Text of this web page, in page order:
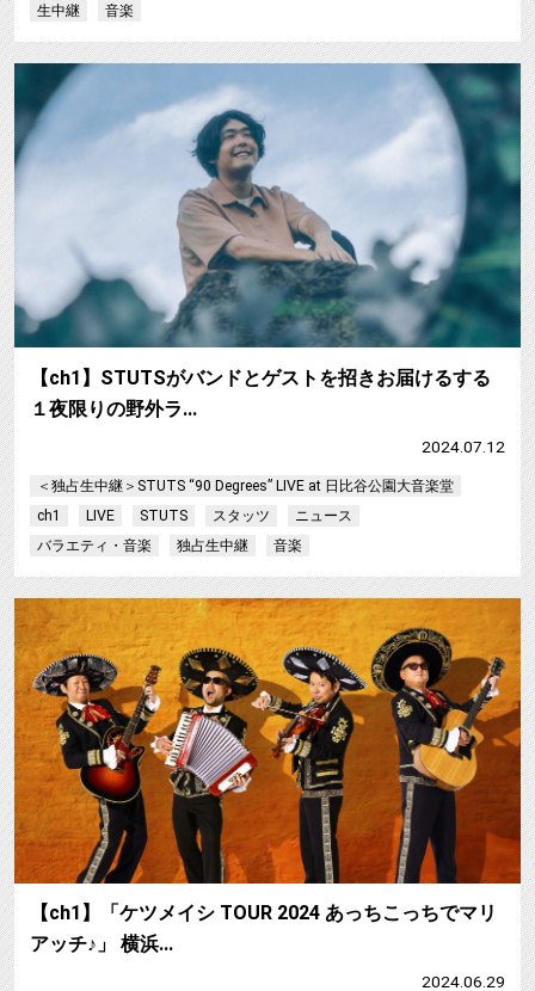
生中継
音楽
【ch1】STUTSがバンドとゲストを招きお届けるする
１夜限りの野外ラ…
2024.07.12
＜独占生中継＞STUTS “90 Degrees” LIVE at 日比谷公園大音楽堂
ch1
LIVE STUTS スタッツ
ニュース
バラエティ・音楽
独占生中継 音楽
【ch1】「ケツメイシ TOUR 2024 あっちこっちでマリ
アッチ♪」 横浜…
2024.06.29